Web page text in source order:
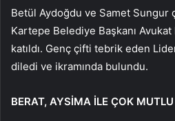
Betül Aydoğdu ve Samet
Kartepe Belediye Başkanı
katıldı. Genç çifti tebrik eden
diledi ve ikramında bulundu.
BERAT, AYSİMA İLE ÇOK MUTLU